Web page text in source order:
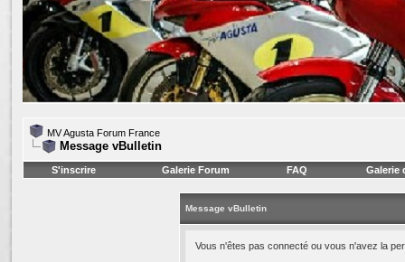
MV Agusta Forum France
Message vBulletin
S'inscrire Galerie Forum FAQ Galerie
Message vBulletin
Vous n'êtes pas connecté ou vous n'avez la